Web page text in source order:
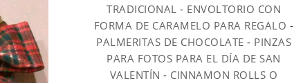
TRADICIONAL - ENVOLTORIO CON
FORMA DE CARAMELO PARA REGALO -
PALMERITAS DE CHOCOLATE - PINZAS
PARA FOTOS PARA EL DÍA DE SAN
VALENTÍN - CINNAMON ROLLS O